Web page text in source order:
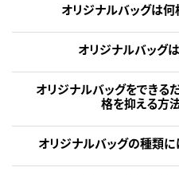
オリジナルバッグは何
オリジナルバッグ
オリジナルバッグをできる
格を抑える方
オリジナルバッグの種類